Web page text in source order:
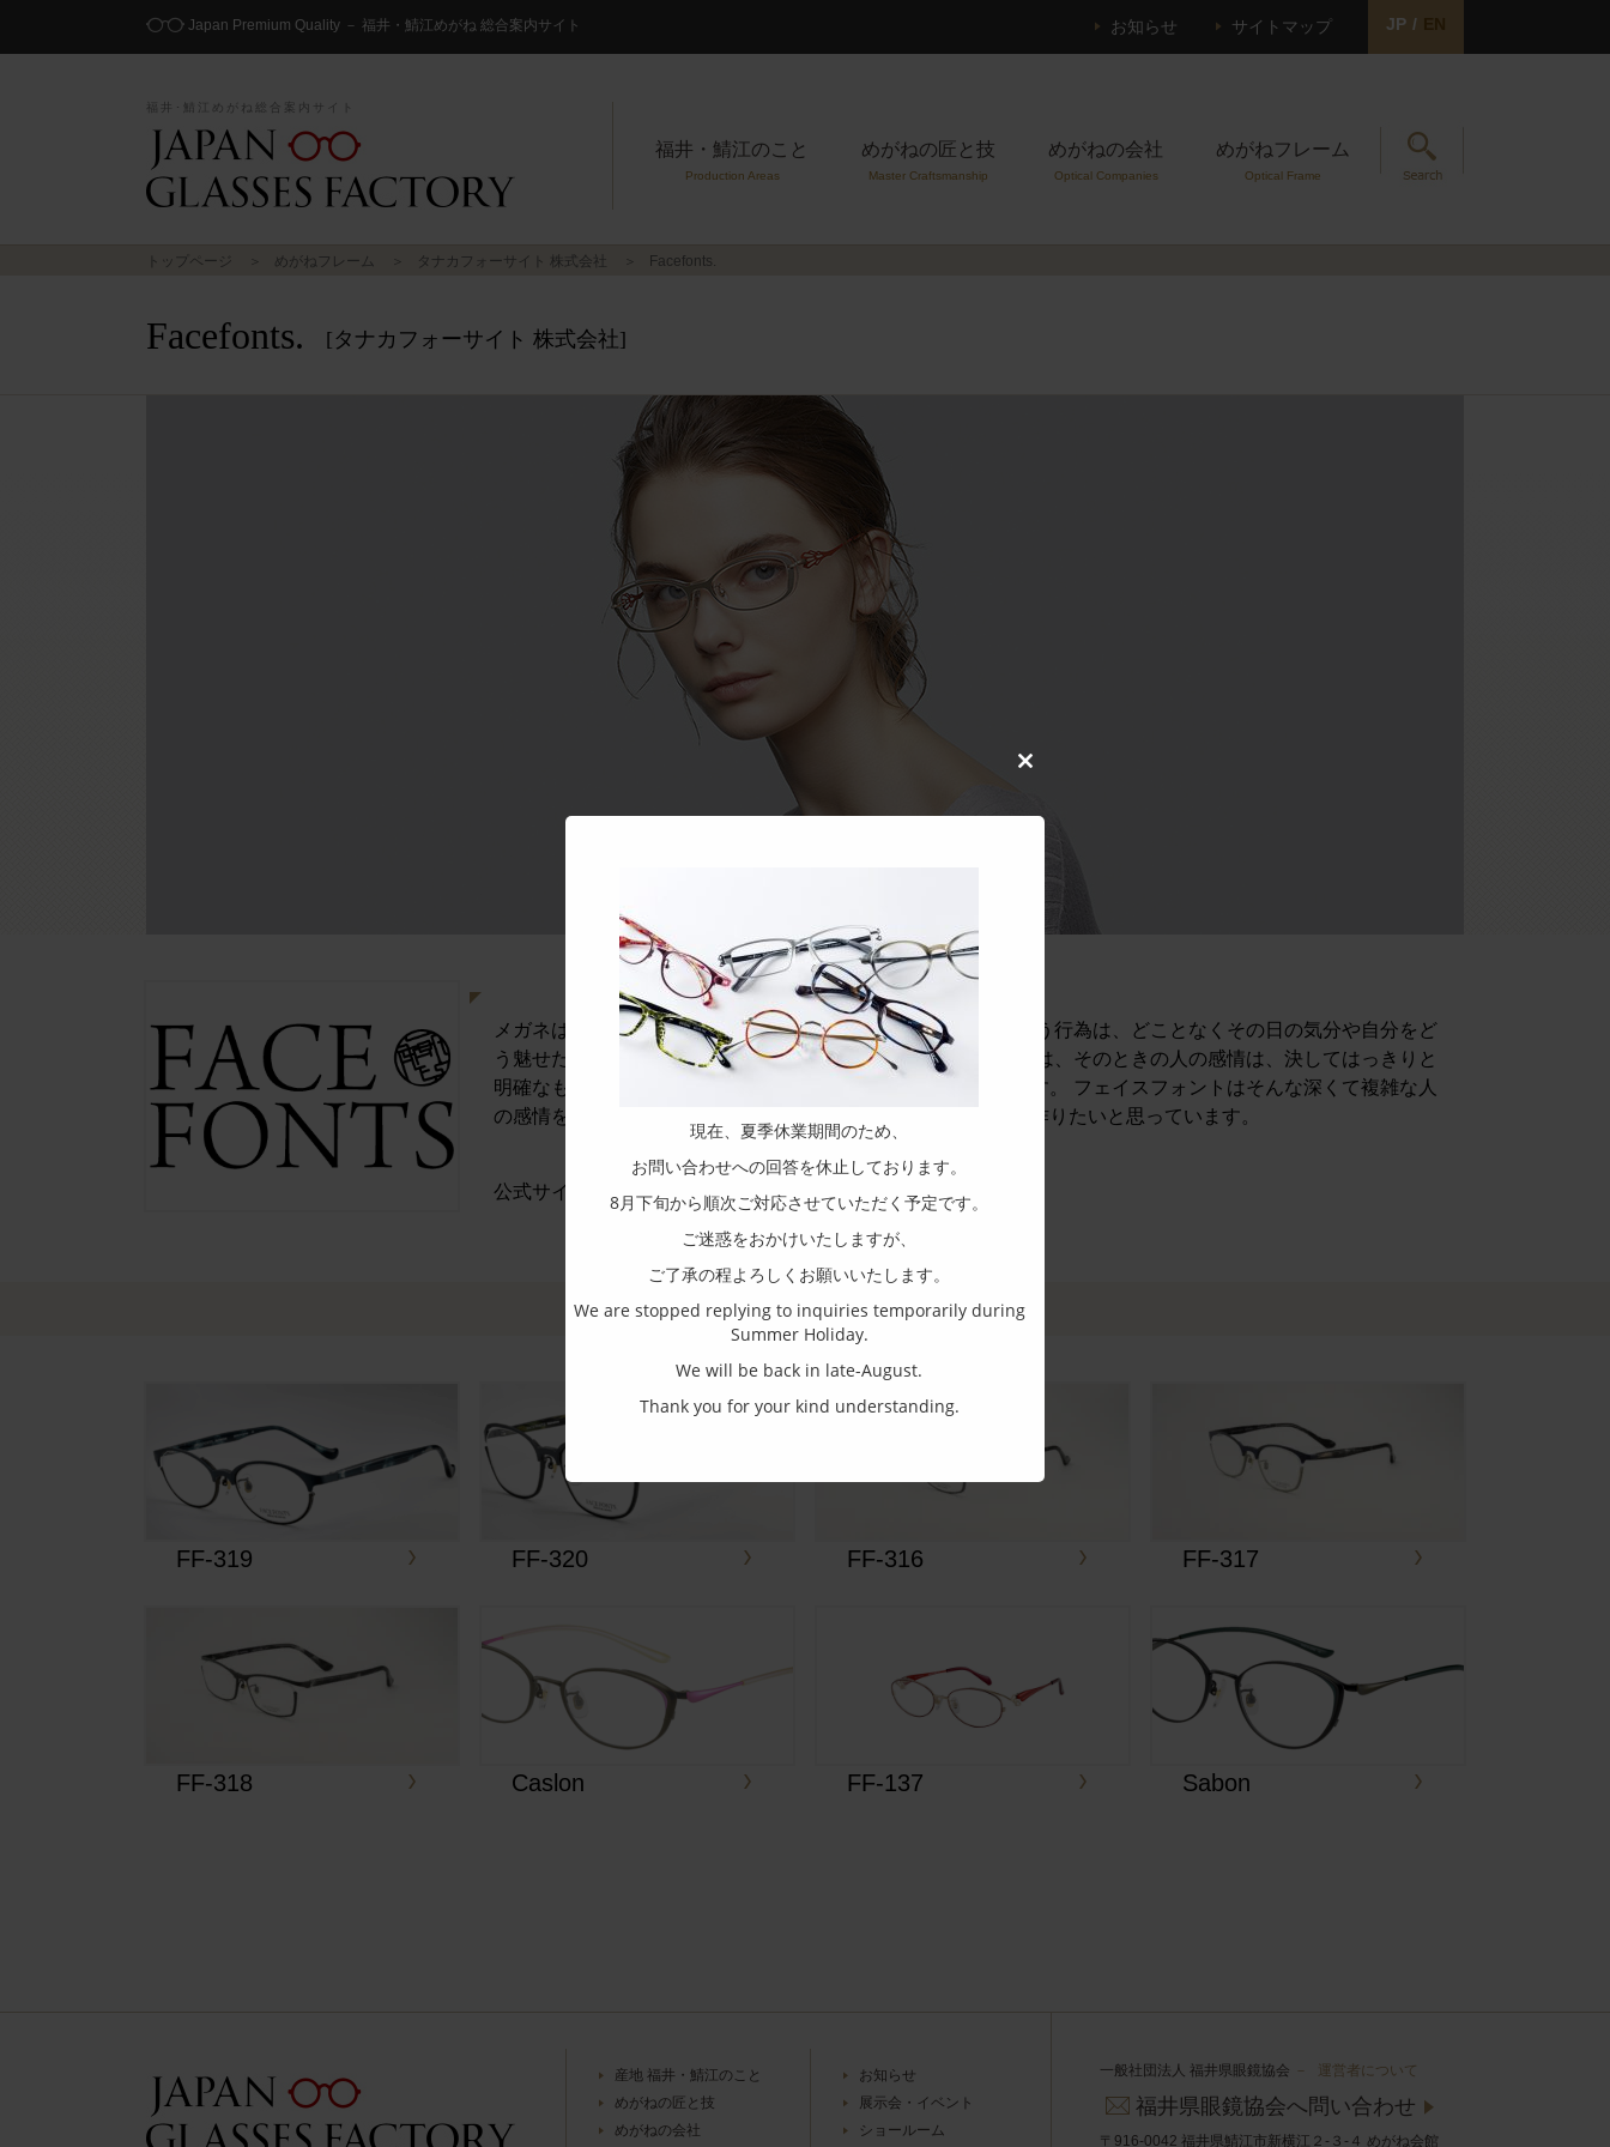
Japan Premium Quality － 福井・鯖江めがね 総合案内サイト お知らせ サイトマップ JP /
福井･鯖江めがね総合案内サイト
福井・鯖江のこと
Production Areas
めがねの匠と技
Master Craftsmanship
めがねの会社
Optical Companies
めがねフレーム
Optical Frame
トップページ めがねフレーム タナカフォーサイト 株式会社 Facefonts.
Facefonts. [タナカフォーサイト 株式会社]
メガネは顔のグラフィックデザイン メガネをかける、選ぶという行為は、どことなくその日の気分や自分をど
う魅せたいかをデザインすることに似ています。 そして、それは、そのときの人の感情は、決してはっきりと
明確なものではなく、色んな感情が交じり合った複雑なものです。 フェイスフォントはそんな深くて複雑な人
の感情を、繊細に映し出し、人に伝えることができるメガネを作りたいと思っています。
公式サイト： https://www.tanaka-pd.co.jp/facefonts2/
FF-319 FF-320 FF-316 FF-317
FF-318 Caslon FF-137 Sabon
産地 福井・鯖江のこと
めがねの匠と技
めがねの会社
お知らせ
展示会・イベント
ショールーム
一般社団法人 福井県眼鏡協会 － 運営者について
福井県眼鏡協会へ問い合わせ
〒916-0042 福井県鯖江市新横江２-３-４ めがね会館
module
現在、夏季休業期間のため、
お問い合わせへの回答を休止しております。
8月下旬から順次ご対応させていただく予定です。
ご迷惑をおかけいたしますが、
ご了承の程よろしくお願いいたします。
We are stopped replying to inquiries temporarily during
Summer Holiday.
We will be back in late-August.
Thank you for your kind understanding.